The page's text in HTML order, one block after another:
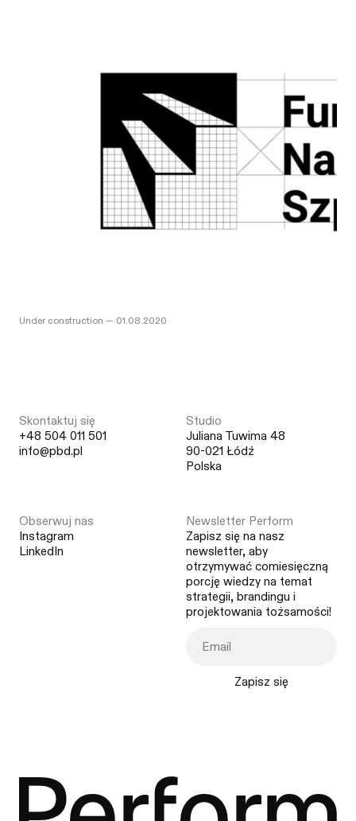
Under construction — 01.08.2020
Skontaktuj się
+48 504 011 501
info@pbd.pl
Studio
Juliana Tuwima 48
90-021 Łódź
Polska
Obserwuj nas
Instagram
LinkedIn
Newsletter Perform
Zapisz się na nasz
newsletter, aby
otrzymywać comiesięczną
porcję wiedzy na temat
strategii, brandingu i
projektowania tożsamości!
Zapisz się